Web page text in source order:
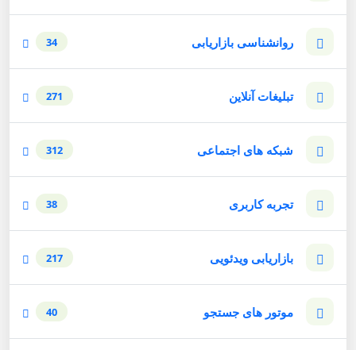
روانشناسی بازاریابی 34
تبلیغات آنلاین 271
شبکه های اجتماعی 312
تجربه کاربری 38
بازاریابی ویدئویی 217
موتور های جستجو 40